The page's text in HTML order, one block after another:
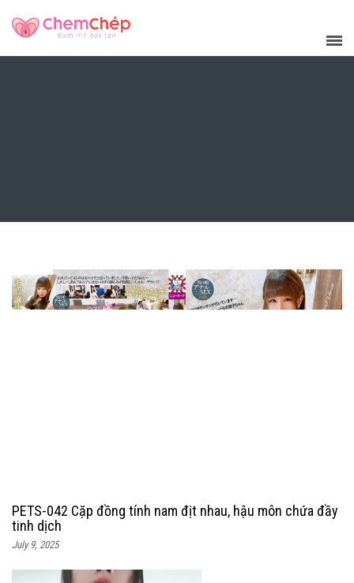
PETS-042 Cặp đồng tính nam địt nhau, hậu môn chứa đầy
tinh dịch
July 9, 2025